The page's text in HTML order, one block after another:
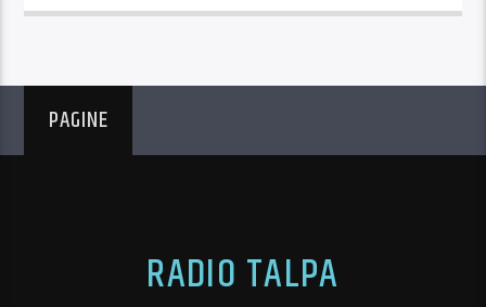
PAGINE
RADIO TALPA